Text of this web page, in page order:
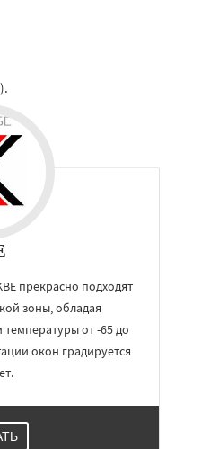
прекрасно подходят
зоны, обладая
от -65 до
окон градируется